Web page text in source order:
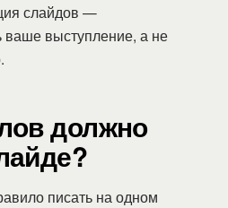
слайдов —
ваше выступление, а не
должно
писать на одном